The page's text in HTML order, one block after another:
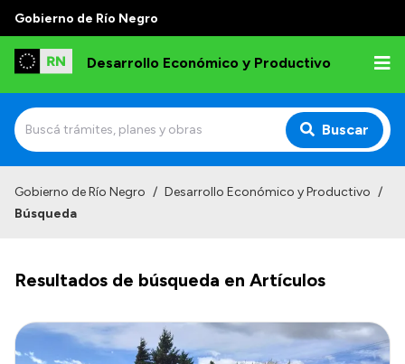
Gobierno de Río Negro
Desarrollo Económico y Productivo
Buscar
Delegaciones
Normativa
Gobierno de Río Negro / Desarrollo Económico y Productivo /
Búsqueda
Resultados de búsqueda en Artículos